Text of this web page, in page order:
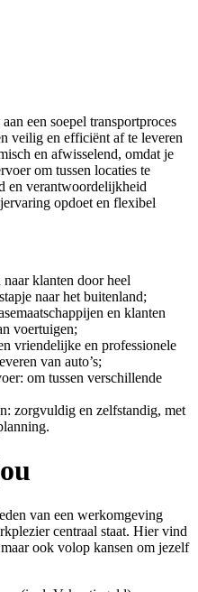
een soepel transportproces
veilig en efficiënt af te leveren
en afwisselend, omdat je
om tussen locaties te
en verantwoordelijkheid
opdoet en flexibel
naar klanten door heel
naar het buitenland;
en klanten
voertuigen;
vriendelijke en professionele
van auto’s;
om tussen verschillende
zorgvuldig en zelfstandig, met
van een werkomgeving
centraal staat. Hier vind
ook volop kansen om jezelf